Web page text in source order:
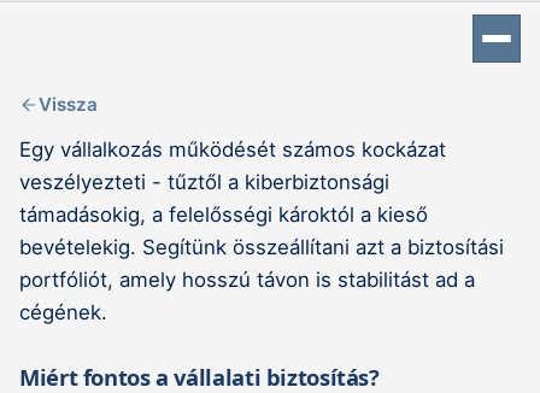
Vissza
Egy vállalkozás működését számos kockázat
veszélyezteti - tűztől a kiberbiztonsági
támadásokig, a felelősségi károktól a kieső
bevételekig. Segítünk összeállítani azt a biztosítási
portfóliót, amely hosszú távon is stabilitást ad a
cégének.
Miért fontos a vállalati biztosítás?